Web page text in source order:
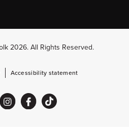
2026. All Rights Reserved.
Accessibility statement